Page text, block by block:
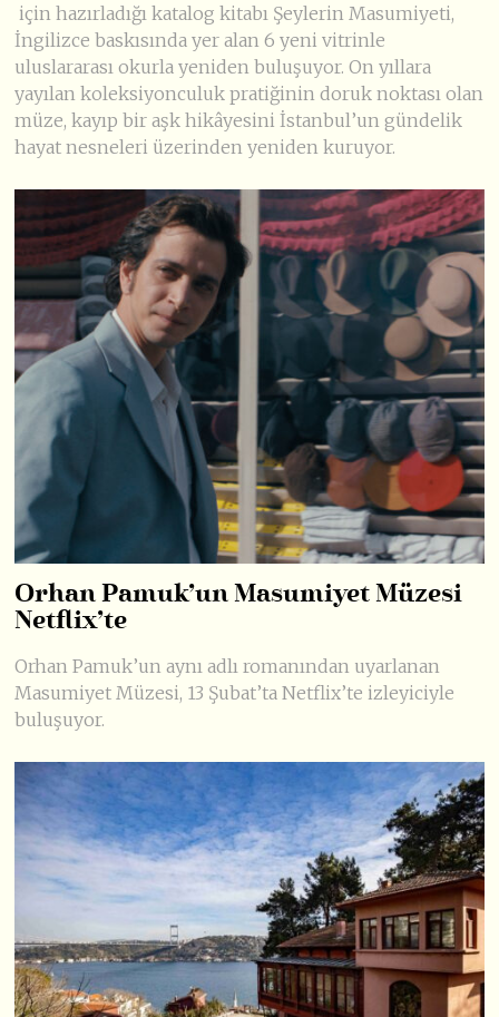
için hazırladığı katalog kitabı Şeylerin Masumiyeti,
İngilizce baskısında yer alan 6 yeni vitrinle
uluslararası okurla yeniden buluşuyor. On yıllara
yayılan koleksiyonculuk pratiğinin doruk noktası olan
müze, kayıp bir aşk hikâyesini İstanbul’un gündelik
hayat nesneleri üzerinden yeniden kuruyor.
Orhan Pamuk’un Masumiyet Müzesi
Netflix’te
Orhan Pamuk’un aynı adlı romanından uyarlanan
Masumiyet Müzesi, 13 Şubat’ta Netflix’te izleyiciyle
buluşuyor.